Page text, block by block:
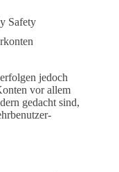
Safety
jedoch
vor allem
gedacht sind,